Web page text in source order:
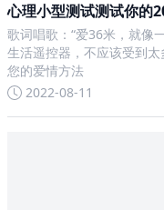
心理小型测试测试你的
歌词唱歌：“爱36米，就像
生活遥控器，不应该受到
您的爱情方法
2022-08-11